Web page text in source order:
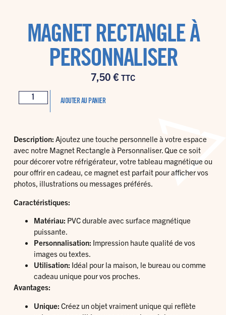
MAGNET RECTANGLE À
PERSONNALISER
7,50 € TTC
AJOUTER AU PANIER
Description: Ajoutez une touche personnelle à votre espace
avec notre Magnet Rectangle à Personnaliser. Que ce soit
pour décorer votre réfrigérateur, votre tableau magnétique ou
pour offrir en cadeau, ce magnet est parfait pour afficher vos
photos, illustrations ou messages préférés.
Caractéristiques:
Matériau: PVC durable avec surface magnétique
puissante.
Personnalisation: Impression haute qualité de vos
images ou textes.
Utilisation: Idéal pour la maison, le bureau ou comme
cadeau unique pour vos proches.
Avantages:
Unique: Créez un objet vraiment unique qui reflète